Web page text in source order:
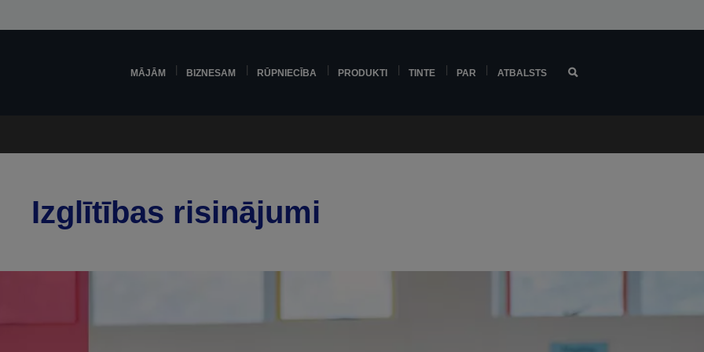
MĀJĀM BIZNESAM RŪPNIECĪBA PRODUKTI TINTE PAR ATBALSTS
Izglītības risinājumi